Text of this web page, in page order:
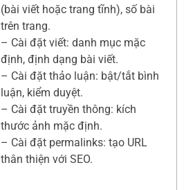
(bài viết hoặc trang tĩnh), số bài
trên trang.
– Cài đặt viết: danh mục mặc
định, định dạng bài viết.
– Cài đặt thảo luận: bật/tắt bình
luận, kiểm duyệt.
– Cài đặt truyền thông: kích
thước ảnh mặc định.
– Cài đặt permalinks: tạo URL
thân thiện với SEO.